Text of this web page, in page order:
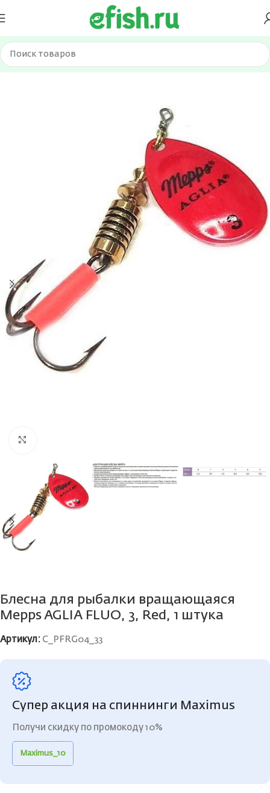
Главная Приманки Блесна
Блесна для рыбалки вращающаяся
Mepps AGLIA FLUO, 3, Red, 1 штука
Артикул: C_PFRG04_33
Супер акция на спиннинги Maximus
Получи скидку по промокоду 10%
Maximus_10